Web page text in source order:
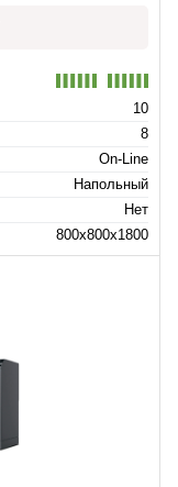
10
8
On-Line
Напольный
Нет
800x800x1800